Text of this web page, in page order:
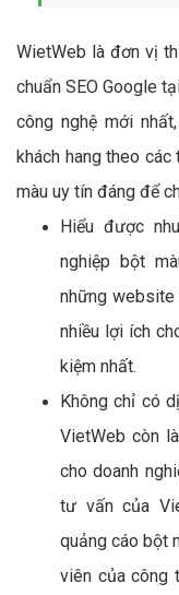
WietWeb là đơn vị
chuẩn SEO Google
công nghệ mới
khách hang theo
màu uy tín đáng để
Hiểu được
nghiệp bột
những website
nhiều lợi ích
kiệm nhất.
Không chỉ có
VietWeb còn
cho doanh
tư vấn của
quảng cáo bột
viên của công